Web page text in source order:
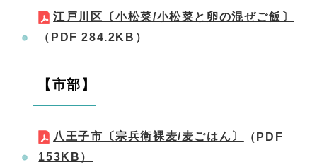
江戸川区〔小松菜/小松菜と卵の混ぜご飯〕
（PDF 284.2KB）
【市部】
八王子市〔宗兵衛裸麦/麦ごはん〕
（PDF
153KB）